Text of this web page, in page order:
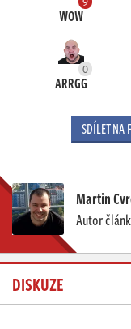
WOW
0
ARRGG
SDÍLET NA
Martin
Autor
DISKUZE